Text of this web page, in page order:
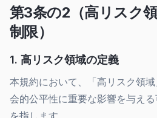
第3条の2（高リスク
制限）
1. 高リスク領域の定義
本規約において、「高リスク領
会的公平性に重要な影響を与え
を指します。